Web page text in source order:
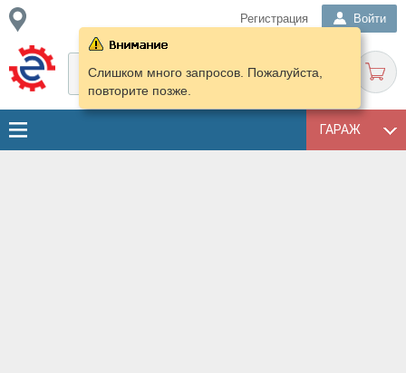
Регистрация Войти
ГАРАЖ
Слишком много запросов. Пожалуйста,
повторите позже.